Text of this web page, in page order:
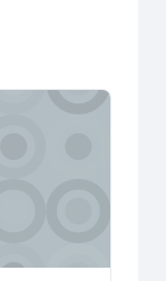
des cours
1